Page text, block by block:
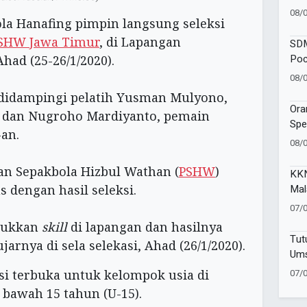
Hanafing pimpin langsung seleksi
Jawa Timur, di Lapangan
(25-26/1/2020).
pelatih Yusman Mulyono,
Nugroho Mardiyanto, pemain
Sepakbola Hizbul Wathan (PSHW)
dengan hasil seleksi.
skilldi lapangan dan hasilnya
di sela selekasi, Ahad (26/1/2020).
terbuka untuk kelompok usia di
15 tahun (U-15).
08/
08/
08/
07/
07/